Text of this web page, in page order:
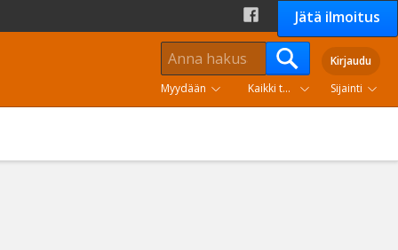
Jätä ilmoitus
Kirjaudu
Myydään
Kaikki tuoteryhmät Sijainti